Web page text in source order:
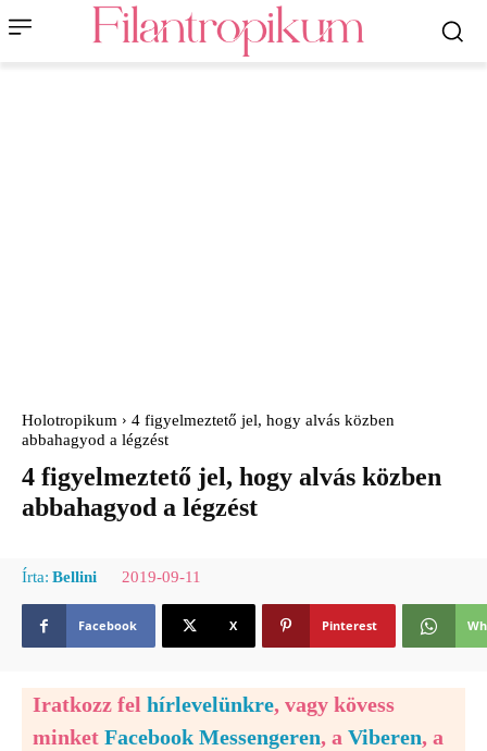
Holotropikum
4 figyelmeztető jel, hogy alvás közben
abbahagyod a légzést
4 figyelmeztető jel, hogy alvás közben
abbahagyod a légzést
Írta: Bellini 2019-09-11
Facebook X Pinterest
Iratkozz fel hírlevelünkre, vagy kövess
minket Facebook Messengeren, a Viberen, a